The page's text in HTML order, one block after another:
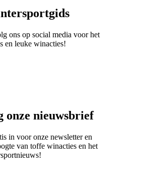
ons op social media voor het
en leuke winacties!
onze nieuwsbrief
in voor onze newsletter en
van toffe winacties en het